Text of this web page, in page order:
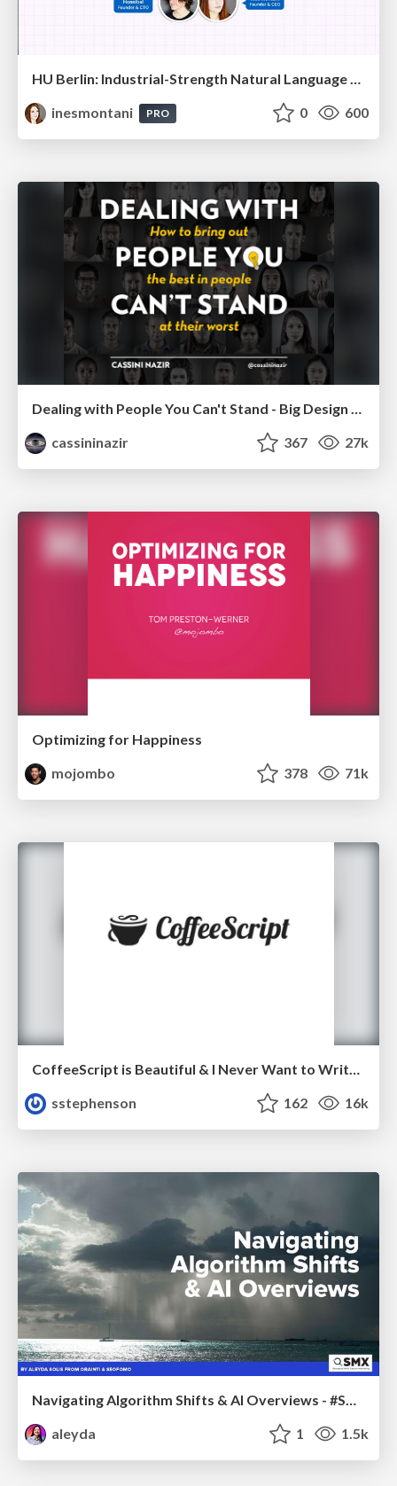
HU Berlin: Industrial-Strength Natural Language Processing with spaCy and Prodigy
inesmontani
PRO 0 600
Dealing with People You Can't Stand - Big Design 2015
cassininazir
367 27k
Optimizing for Happiness
mojombo
378 71k
CoffeeScript is Beautiful & I Never Want to Write Plain JavaScript Again
sstephenson
162 16k
aleyda
1 1.5k